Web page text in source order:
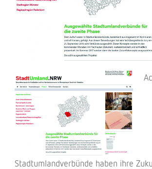
Stadt­um­land­ver­bünde haben ihre